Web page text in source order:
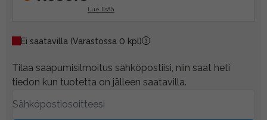
Lue lisää
Ei saatavilla (Varastossa 0 kpl)
Tilaa saapumisilmoitus sähköpostiisi, niin saat heti
tiedon kun tuotetta on jälleen saatavilla.